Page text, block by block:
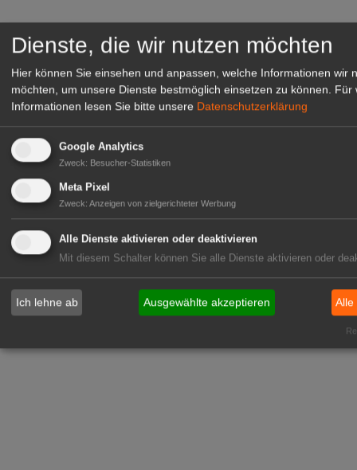
Dienste, die wir nutzen möchten
Hier können Sie einsehen und anpassen, welche Informationen wir
möchten, um unsere Dienste bestmöglich einsetzen zu können.
Für
Informationen lesen Sie bitte unsere Datenschutzerklärung
Google Analytics
Zweck: Besucher-Statistiken
Meta Pixel
Zweck: Anzeigen von zielgerichteter Werbung
Alle Dienste aktivieren oder deaktivieren
Mit diesem Schalter können Sie alle Dienste aktivieren oder
Ich lehne ab Ausgewählte akzeptieren Alle